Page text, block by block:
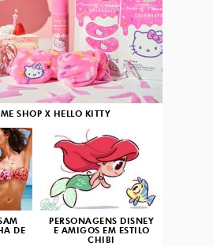
SHOP X HELLO KITTY
DE
PERSONAGENS DISNEY
E AMIGOS EM ESTILO
CHIBI
3